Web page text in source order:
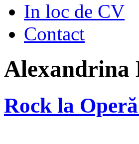
In loc de CV
Contact
Alexandrina
Rock la